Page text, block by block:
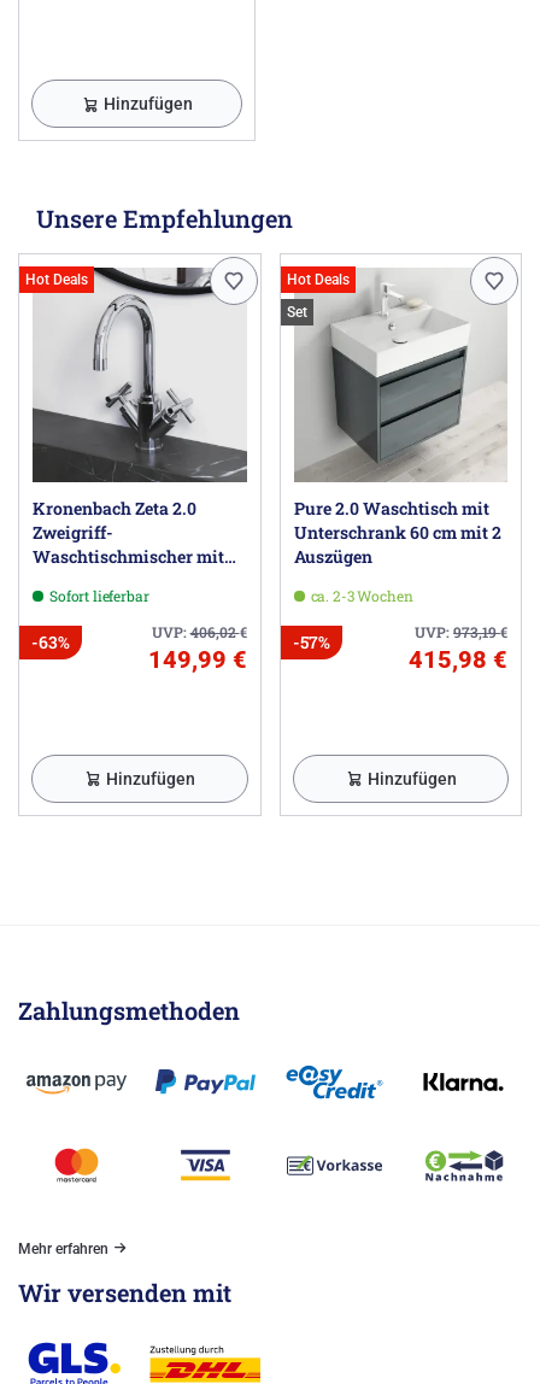
Hinzufügen
Unsere Empfehlungen
Hot Deals
Kronenbach Zeta 2.0
Zweigriff-
Waschtischmischer mit
Sofort lieferbar
UVP:406,02€
-63%
149,99 €
Hinzufügen
Hot Deals
Set
Pure 2.0 Waschtisch mit
Unterschrank 60 cm mit 2
Auszügen
ca. 2-3 Wochen
UVP:973,19€
-57%
415,98 €
Hinzufügen
Zahlungsmethoden
Mehr erfahren
Wir versenden mit